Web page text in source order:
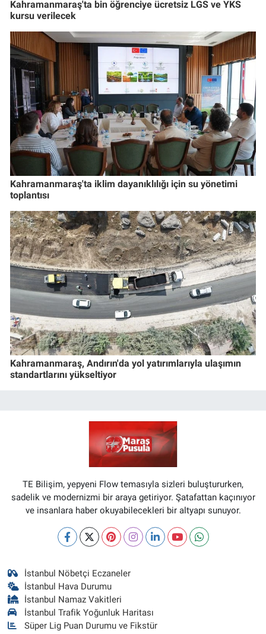
Kahramanmaraş'ta bin öğrenciye ücretsiz LGS ve YKS
kursu verilecek
Kahramanmaraş'ta iklim dayanıklılığı için su yönetimi
toplantısı
Kahramanmaraş, Andırın'da yol yatırımlarıyla ulaşımın
standartlarını yükseltiyor
TE Bilişim, yepyeni Flow temasıyla sizleri buluştururken,
sadelik ve modernizmi bir araya getiriyor. Şatafattan kaçınıyor
ve insanlara haber okuyabilecekleri bir altyapı sunuyor.
İstanbul Nöbetçi Eczaneler
İstanbul Hava Durumu
İstanbul Namaz Vakitleri
İstanbul Trafik Yoğunluk Haritası
Süper Lig Puan Durumu ve Fikstür